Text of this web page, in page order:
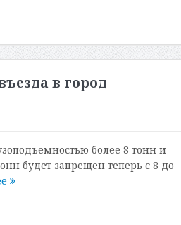
в город
более 8 тонн и
будет запрещен теперь с 8 до